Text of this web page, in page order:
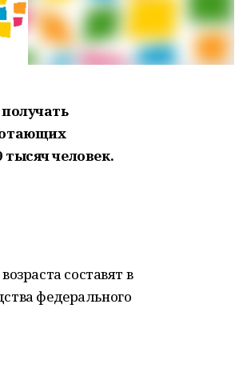
человек.
составят в
федерального